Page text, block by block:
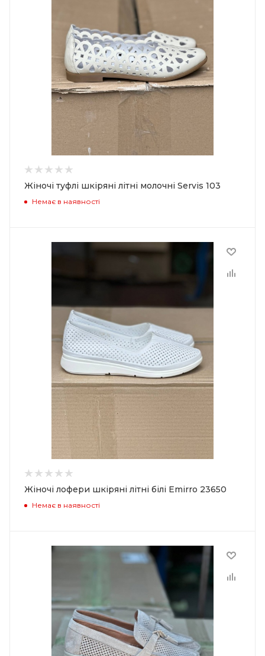
Жіночі туфлі шкіряні літні молочні Servis 103
Немає в наявності
Жіночі лофери шкіряні літні білі Emirro 23650
Немає в наявності